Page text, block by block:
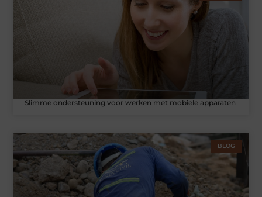
Slimme ondersteuning voor werken met mobiele apparaten
BLOG